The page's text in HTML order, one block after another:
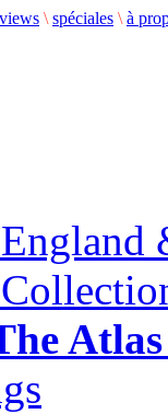
\ spéciales \ à